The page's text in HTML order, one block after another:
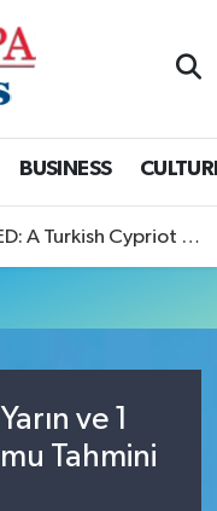
BUSINESS
Story is now available to watch
ve 1
Tahmini